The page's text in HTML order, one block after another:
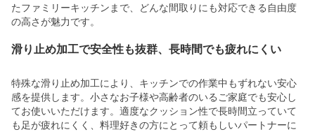
たファミリーキッチンまで、どんな間取りにも対応できる自由度
の高さが魅力です。
滑り止め加工で安全性も抜群、長時間でも疲れにくい
特殊な滑り止め加工により、キッチンでの作業中もずれない安心
感を提供します。小さなお子様や高齢者のいるご家庭でも安心し
てお使いいただけます。適度なクッション性で長時間立っていて
も足が疲れにくく、料理好きの方にとって頼もしいパートナーに